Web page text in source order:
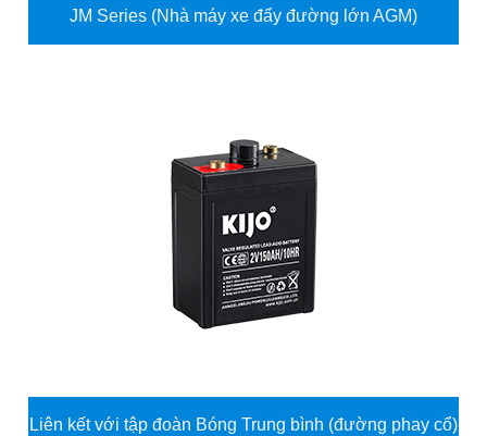
JM Series (Nhà máy xe đẩy đường lớn AGM)
Liên kết với tập đoàn Bóng Trung bình (đường phay cổ)